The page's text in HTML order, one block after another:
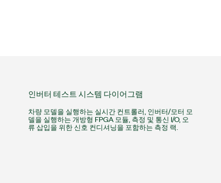
인버터 테스트 시스템 다이어그램
차량 모델을 실행하는 실시간 컨트롤러, 인버터/모터 모
델을 실행하는 개방형 FPGA 모듈, 측정 및 통신 I/O, 오
류 삽입을 위한 신호 컨디셔닝을 포함하는 측정 랙.